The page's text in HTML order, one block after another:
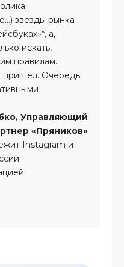
звезды рынка
а,
искать,
правилам.
пришел. Очередь
Управляющий
«Пряников»
Instagram и